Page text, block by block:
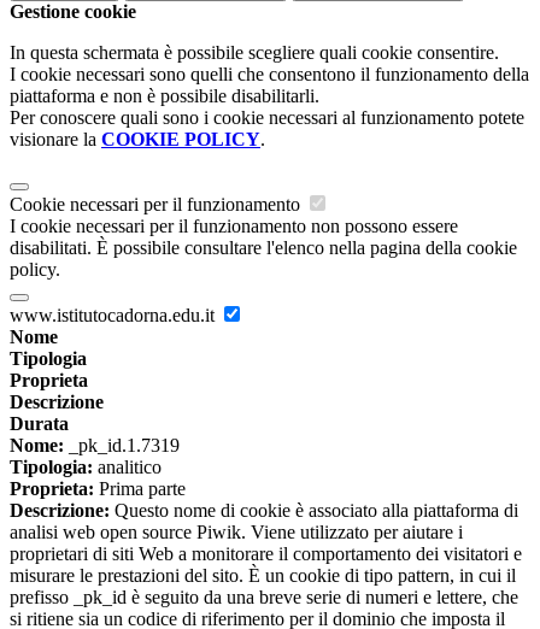
Gestione cookie
In questa schermata è possibile scegliere quali cookie consentire.
I cookie necessari sono quelli che consentono il funzionamento della
piattaforma e non è possibile disabilitarli.
Per conoscere quali sono i cookie necessari al funzionamento potete
visionare la COOKIE POLICY.
Cookie necessari per il funzionamento
I cookie necessari per il funzionamento non possono essere
disabilitati. È possibile consultare l'elenco nella pagina della cookie
policy.
www.istitutocadorna.edu.it
Nome
Tipologia
Proprieta
Descrizione
Durata
Nome: _pk_id.1.7319
Tipologia: analitico
Proprieta: Prima parte
Descrizione: Questo nome di cookie è associato alla piattaforma di
analisi web open source Piwik. Viene utilizzato per aiutare i
proprietari di siti Web a monitorare il comportamento dei visitatori e
misurare le prestazioni del sito. È un cookie di tipo pattern, in cui il
prefisso _pk_id è seguito da una breve serie di numeri e lettere, che
si ritiene sia un codice di riferimento per il dominio che imposta il